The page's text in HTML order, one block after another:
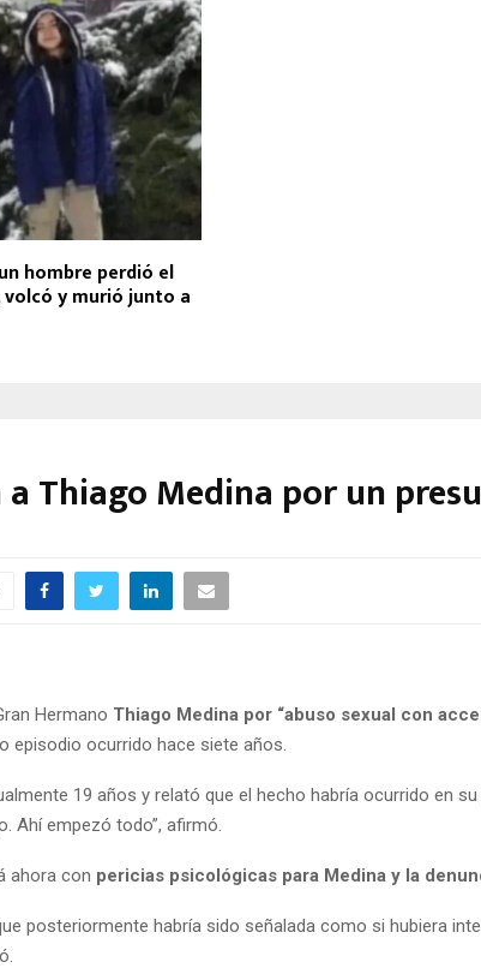
hombre perdió el
y murió junto a
Thiago Medina por un
Hermano Thiago Medina por “abuso sexual con
episodio ocurrido hace siete años.
19 años y relató que el hecho habría ocurrido en
Ahí empezó todo”, afirmó.
ahora con pericias psicológicas para Medina y la
posteriormente habría sido señalada como si hubiera